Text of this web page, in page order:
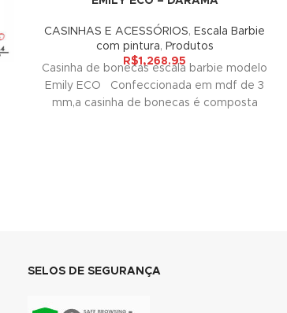
CASINHAS E ACESSÓRIOS, Escala Barbie
com pintura, Produtos
R$1,268.95
Casinha de bonecas escala barbie modelo
Emily ECO Confeccionada em mdf de 3
mm,a casinha de bonecas é composta
SELOS DE SEGURANÇA